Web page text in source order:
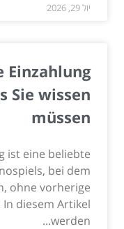
יול 29, 2026
Einzahlung
Sie wissen
müssen
ist eine beliebte
bei dem
ohne vorherige
diesem Artikel
werden...